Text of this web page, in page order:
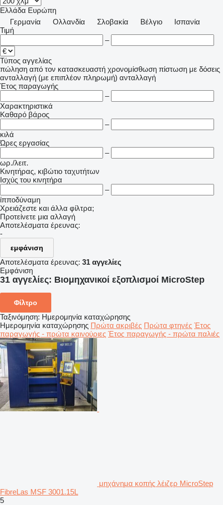
Ελλάδα Ευρώπη
Γερμανία
Ολλανδία Σλοβακία Βέλγιο
Ισπανία
Τιμή
–
Τύπος αγγελίας
πώληση από τον κατασκευαστή χρονομίσθωση πίστωση με δόσεις
ανταλλαγή (με επιπλέον πληρωμή) ανταλλαγή
Έτος παραγωγής
–
Χαρακτηριστικά
Καθαρό βάρος
–
κιλά
Ώρες εργασίας
–
ωρ./λειτ.
Κινητήρας, κιβώτιο ταχυτήτων
Ισχύς του κινητήρα
–
ίπποδύναμη
Χρειάζεστε και άλλα φίλτρα;
Προτείνετε μια αλλαγή
Αποτελέσματα έρευνας:
-
εμφάνιση
Αποτελέσματα έρευνας: 31 αγγελίες
Εμφάνιση
31 αγγελίες: Βιομηχανικοί εξοπλισμοί MicroStep
Φίλτρο
Ταξινόμηση: Ημερομηνία καταχώρησης
Ημερομηνία καταχώρησης Πρώτα ακριβές Πρώτα φτηνές Έτος
παραγωγής - πρώτα καινούριες Έτος παραγωγής - πρώτα παλιές
μηχάνημα κοπής λέιζερ MicroStep
FibreLas MSF 3001.15L
5